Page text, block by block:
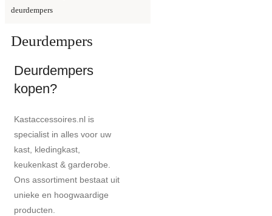
deurdempers
Deurdempers
Deurdempers
kopen?
Kastaccessoires.nl is
specialist in alles voor uw
kast, kledingkast,
keukenkast & garderobe.
Ons assortiment bestaat uit
unieke en hoogwaardige
producten.